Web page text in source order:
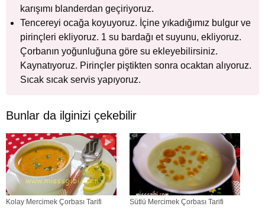
karışımı blanderdan geçiriyoruz.
Tencereyi ocağa koyuyoruz. İçine yıkadığımız bulgur ve
pirinçleri ekliyoruz. 1 su bardağı et suyunu, ekliyoruz.
Çorbanın yoğunluğuna göre su ekleyebilirsiniz.
Kaynatıyoruz. Pirinçler piştikten sonra ocaktan alıyoruz.
Sıcak sıcak servis yapıyoruz.
Bunlar da ilginizi çekebilir
Kolay Mercimek Çorbası Tarifi Sütlü Mercimek Çorbası Tarifi